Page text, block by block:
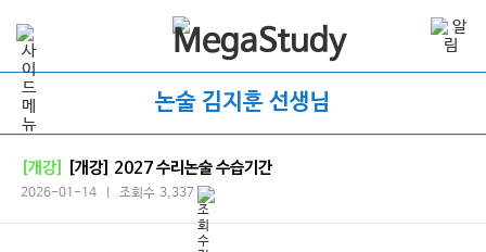
논술 김지훈 선생님
[개강] [개강] 2027 수리논술 수습기간
2026-01-14 | 조회수 3,337